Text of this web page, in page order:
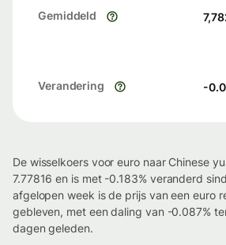
Gemiddeld
Verandering -
De wisselkoers voor euro naar Chinese
7.77816 en is met -0.183% veranderd
afgelopen week is de prijs van een euro
gebleven, met een daling van -0.087%
dagen geleden.